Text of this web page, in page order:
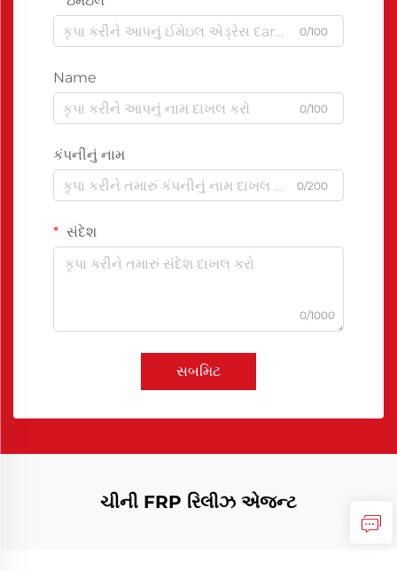
0/100
Name
0/100
કંપનીનું નામ
0/200
સંદેશ
0/1000
સબમિટ
ચીની FRP રિલીઝ એજન્ટ